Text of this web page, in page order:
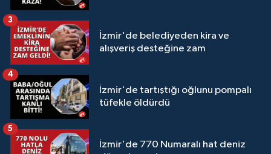
İzmir'de belediyeden kira ve
alışveriş desteğine zam
3
İzmir'de tartıştığı oğlunu pompalı
tüfekle öldürdü
4
İzmir'de 770 Numaralı hat deniz
5